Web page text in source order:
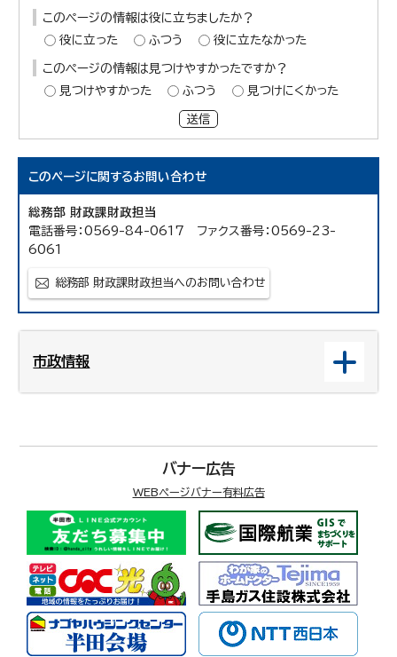
このページの情報は役に立ちましたか？
役に立った
ふつう 役に立たなかった
このページの情報は見つけやすかったですか？
見つけやすかった
ふつう 見つけにくかった
送信
このページに関するお問い合わせ
総務部 財政課財政担当
電話番号：0569-84-0617 ファクス番号：0569-23-
6061
総務部 財政課財政担当へのお問い合わせ
市政情報
バナー広告
WEBページバナー有料広告